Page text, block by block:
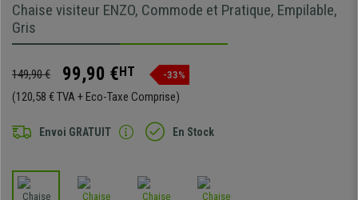
Chaise visiteur ENZO, Commode et Pratique, Empilable,
Gris
149,90 € 99,90 €HT -33%
(120,58 € TVA + Eco-Taxe Comprise)
Envoi GRATUIT En Stock